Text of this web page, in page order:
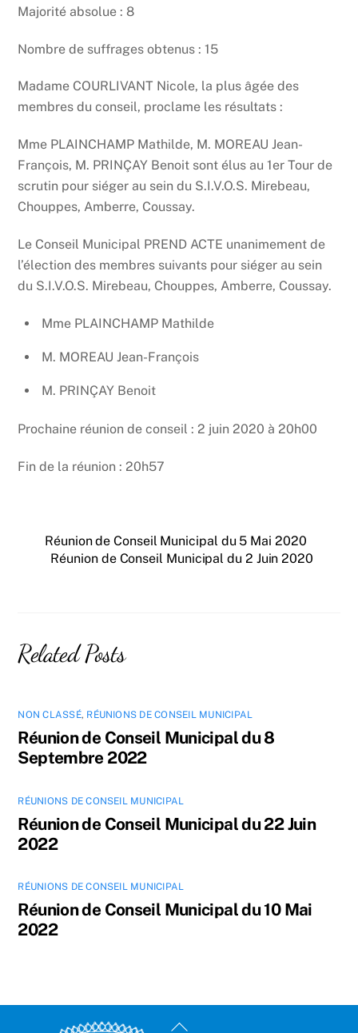
Majorité absolue : 8
Nombre de suffrages obtenus : 15
Madame COURLIVANT Nicole, la plus âgée des
membres du conseil, proclame les résultats :
Mme PLAINCHAMP Mathilde, M. MOREAU Jean-
François, M. PRINÇAY Benoit sont élus au 1er Tour de
scrutin pour siéger au sein du S.I.V.O.S. Mirebeau,
Chouppes, Amberre, Coussay.
Le Conseil Municipal PREND ACTE unanimement de
l’élection des membres suivants pour siéger au sein
du S.I.V.O.S. Mirebeau, Chouppes, Amberre, Coussay.
Mme PLAINCHAMP Mathilde
M. MOREAU Jean-François
M. PRINÇAY Benoit
Prochaine réunion de conseil : 2 juin 2020 à 20h00
Fin de la réunion : 20h57
Réunion de Conseil Municipal du 5 Mai 2020
Réunion de Conseil Municipal du 2 Juin 2020
Related Posts
NON CLASSÉ, RÉUNIONS DE CONSEIL MUNICIPAL
Réunion de Conseil Municipal du 8
Septembre 2022
RÉUNIONS DE CONSEIL MUNICIPAL
Réunion de Conseil Municipal du 22 Juin
2022
RÉUNIONS DE CONSEIL MUNICIPAL
Réunion de Conseil Municipal du 10 Mai
2022
Back